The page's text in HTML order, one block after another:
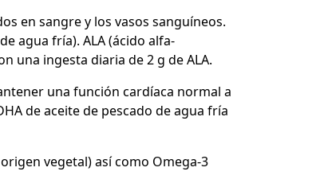
en sangre y los vasos sanguíneos.
agua fría). ALA (ácido alfa-
una ingesta diaria de 2 g de ALA.
una función cardíaca normal a
de aceite de pescado de agua fría
vegetal) así como Omega-3